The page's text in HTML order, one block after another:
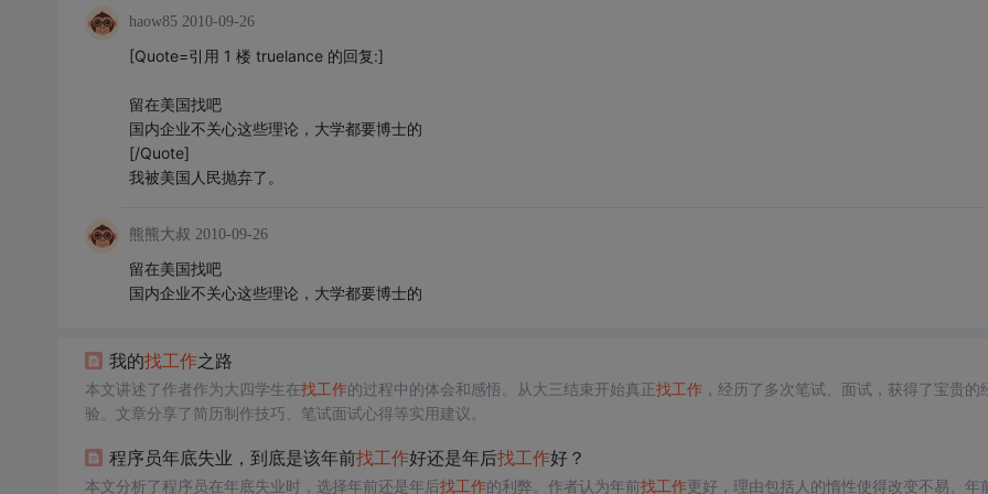
haow85 2010-09-26
[Quote=引用 1 楼 truelance 的回复:]
留在美国找吧
国内企业不关心这些理论，大学都要博士的
[/Quote]
我被美国人民抛弃了。
熊熊大叔 2010-09-26
留在美国找吧
国内企业不关心这些理论，大学都要博士的
我的找工作之路
本文讲述了作者作为大四学生在找工作的过程中的体会和感悟。从大三结束开始真正找工作，经历了多次笔试、面试，获得了宝贵的
验。文章分享了简历制作技巧、笔试面试心得等实用建议。
程序员年底失业，到底是该年前找工作好还是年后找工作好？
本文分析了程序员在年底失业时，选择年前还是年后找工作的利弊。作者认为年前找工作更好，理由包括人的惰性使得改变不易、年